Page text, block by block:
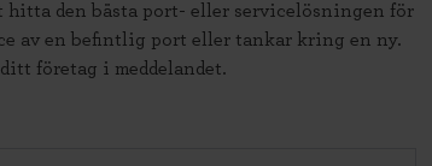
den bästa port- eller servicelösningen för
av en befintlig port eller tankar kring en ny.
företag i meddelandet.